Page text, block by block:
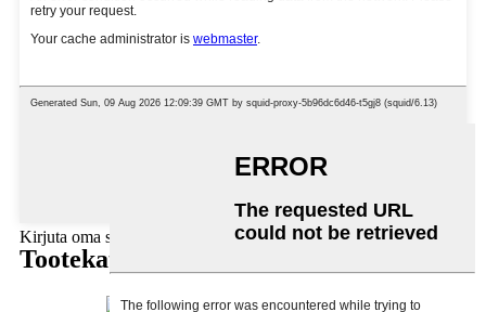
Kirjuta oma sõnum siia ja saada see meile
Tootekategooriad